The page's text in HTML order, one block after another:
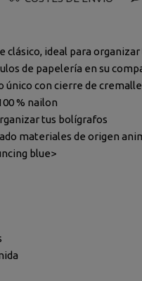
clásico, ideal para
de papelería en su
único con cierre de
% nailon
tus bolígrafos
materiales de origen
blue>